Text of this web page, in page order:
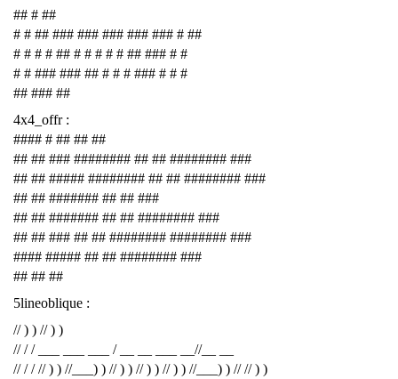
## # ##
# # ## ### ### ### ### ### # ##
# # # # ## # # # # # ## ### # #
# # ### ### ## # # # ### # # #
## ### ##
4x4_offr :
#### # ## ## ##
## ## ### ######## ## ## ######## ###
## ## ##### ######## ## ## ######## ###
## ## ####### ## ## ###
## ## ####### ## ## ######## ###
## ## ### ## ## ######## ######## ###
#### ##### ## ## ######## ###
## ## ##
5lineoblique :
// ) ) // ) )
// / / ___ ___ ___ / __ __ ___ __//__ __
// / / // ) ) //___) ) // ) ) // ) ) // ) ) //___) ) // // ) )